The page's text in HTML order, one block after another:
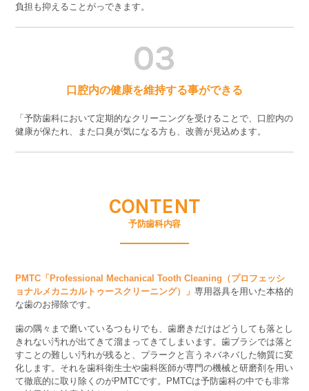
負担も抑えることがっできます。
03
口腔内の健康を維持する事ができる
「予防歯科において定期的なクリーニングを受けることで、口腔内の
健康が保たれ、また口臭が気になる方も、改善が見込めます。
CONTENT
予防歯科内容
PMTC「Professional Mechanical Tooth Cleaning（プロフェッシ
ョナルメカニカルトゥースクリーニング）」専用器具を用いた本格的
な歯のお掃除です。
歯の隅々まで磨いているつもりでも、歯磨きだけはどうしても落とし
きれない汚れが出てきて溜まってきてしまいます。歯ブラシでは落と
すことの難しい汚れが残ると、プラークと言うネバネバした物質に変
化します。それを歯科衛生士や歯科医師が専門の機械と研磨剤を用い
て徹底的に取り除くのがPMTCです。PMTCは予防歯科の中でも非常